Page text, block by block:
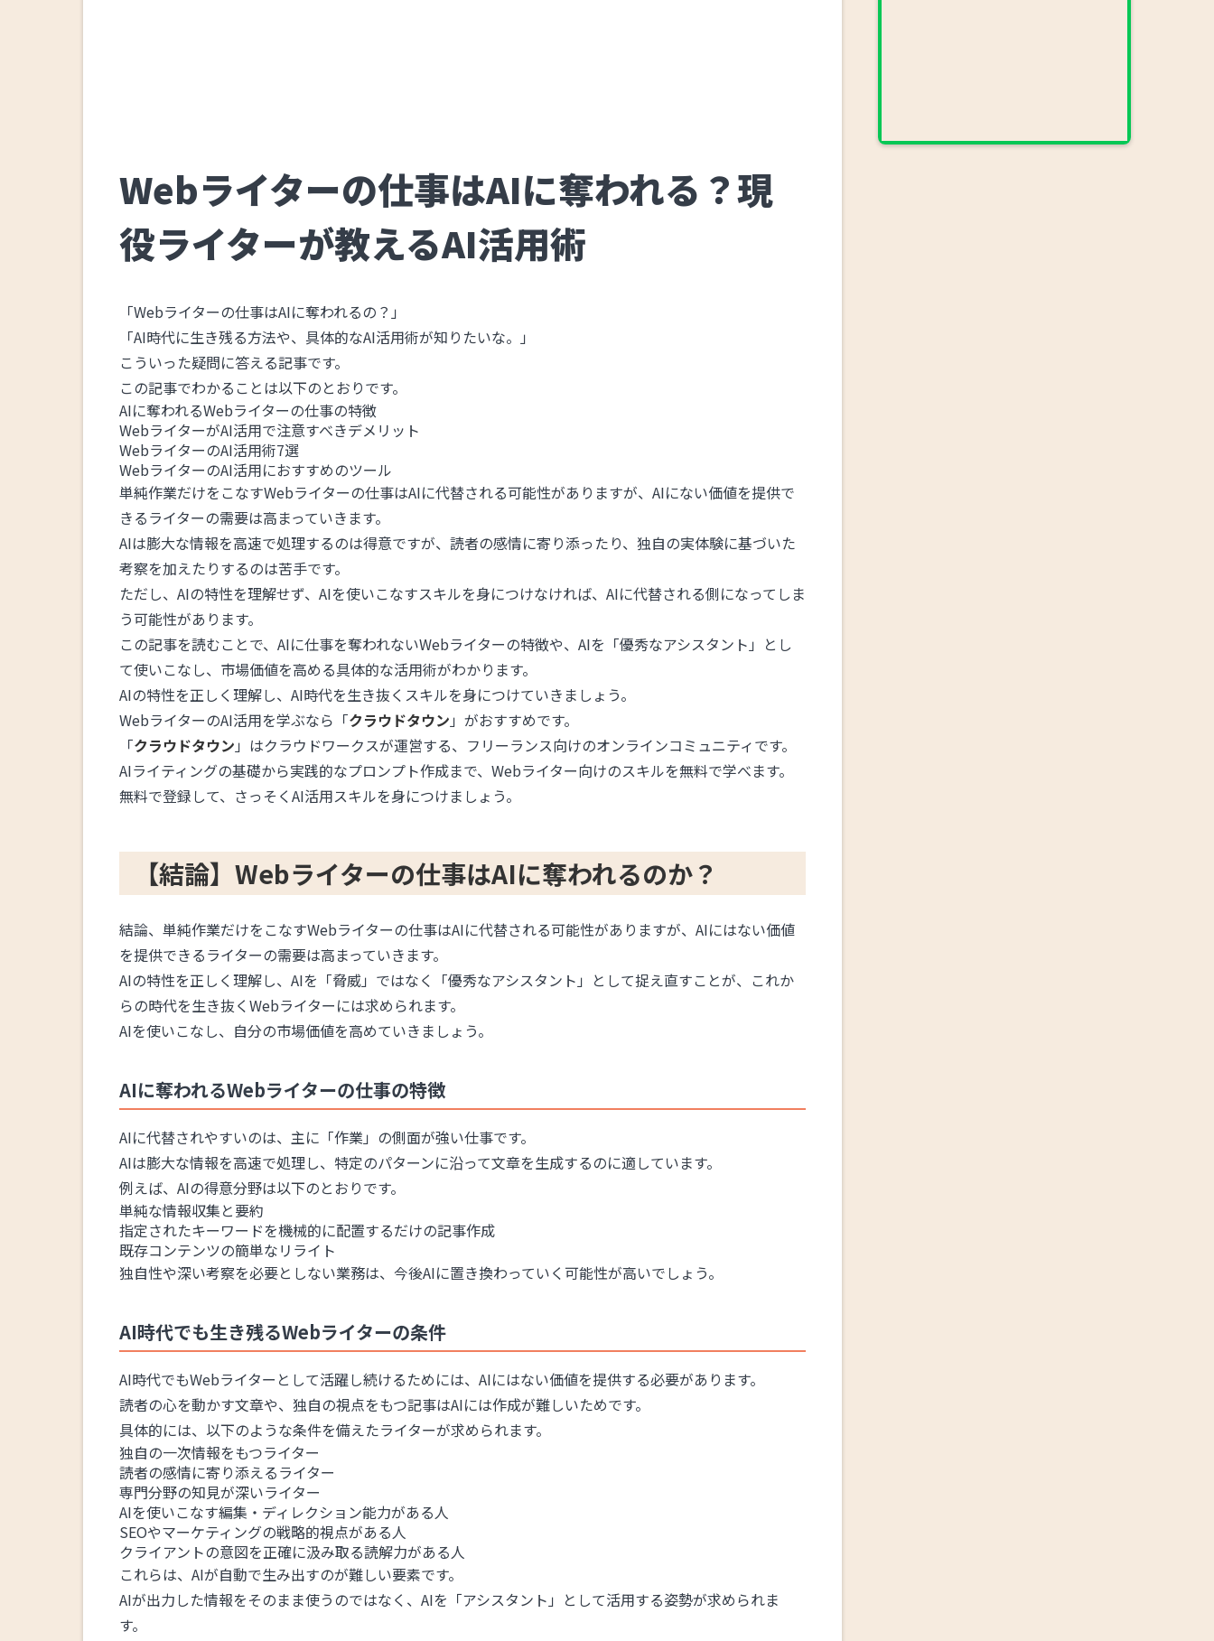
Webライターの仕事はAIに奪われる？現
役ライターが教えるAI活用術
「Webライターの仕事はAIに奪われるの？」
「AI時代に生き残る方法や、具体的なAI活用術が知りたいな。」
こういった疑問に答える記事です。
この記事でわかることは以下のとおりです。
AIに奪われるWebライターの仕事の特徴
WebライターがAI活用で注意すべきデメリット
WebライターのAI活用術7選
WebライターのAI活用におすすめのツール
単純作業だけをこなすWebライターの仕事はAIに代替される可能性がありますが、AIにない価値を提供で
きるライターの需要は高まっていきます。
AIは膨大な情報を高速で処理するのは得意ですが、読者の感情に寄り添ったり、独自の実体験に基づいた
考察を加えたりするのは苦手です。
ただし、AIの特性を理解せず、AIを使いこなすスキルを身につけなければ、AIに代替される側になってしま
う可能性があります。
この記事を読むことで、AIに仕事を奪われないWebライターの特徴や、AIを「優秀なアシスタント」とし
て使いこなし、市場価値を高める具体的な活用術がわかります。
AIの特性を正しく理解し、AI時代を生き抜くスキルを身につけていきましょう。
WebライターのAI活用を学ぶなら「クラウドタウン 」がおすすめです。
「クラウドタウン 」はクラウドワークスが運営する、フリーランス向けのオンラインコミュニティです。
AIライティングの基礎から実践的なプロンプト作成まで、Webライター向けのスキルを無料で学べます。
無料で登録して、さっそくAI活用スキルを身につけましょう。
【結論】Webライターの仕事はAIに奪われるのか？
結論、単純作業だけをこなすWebライターの仕事はAIに代替される可能性がありますが、AIにはない価値
を提供できるライターの需要は高まっていきます。
AIの特性を正しく理解し、AIを「脅威」ではなく「優秀なアシスタント」として捉え直すことが、これか
らの時代を生き抜くWebライターには求められます。
AIを使いこなし、自分の市場価値を高めていきましょう。
AIに奪われるWebライターの仕事の特徴
AIに代替されやすいのは、主に「作業」の側面が強い仕事です。
AIは膨大な情報を高速で処理し、特定のパターンに沿って文章を生成するのに適しています。
例えば、AIの得意分野は以下のとおりです。
単純な情報収集と要約
指定されたキーワードを機械的に配置するだけの記事作成
既存コンテンツの簡単なリライト
独自性や深い考察を必要としない業務は、今後AIに置き換わっていく可能性が高いでしょう。
AI時代でも生き残るWebライターの条件
AI時代でもWebライターとして活躍し続けるためには、AIにはない価値を提供する必要があります。
読者の心を動かす文章や、独自の視点をもつ記事はAIには作成が難しいためです。
具体的には、以下のような条件を備えたライターが求められます。
独自の一次情報をもつライター
読者の感情に寄り添えるライター
専門分野の知見が深いライター
AIを使いこなす編集・ディレクション能力がある人
SEOやマーケティングの戦略的視点がある人
クライアントの意図を正確に汲み取る読解力がある人
これらは、AIが自動で生み出すのが難しい要素です。
AIが出力した情報をそのまま使うのではなく、AIを「アシスタント」として活用する姿勢が求められま
す。